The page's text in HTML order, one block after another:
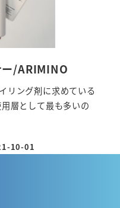
ー/ARIMINO
リング剤に求めている
層として最も多いの
日
10-01